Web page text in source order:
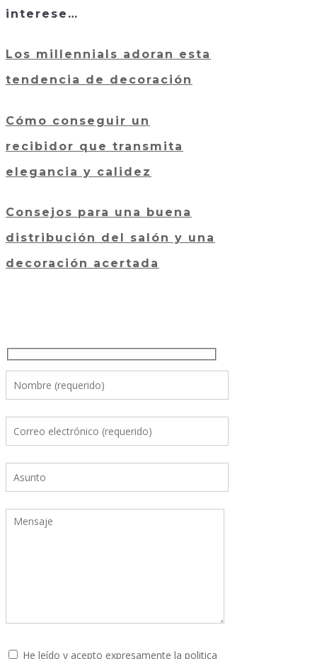
interese…
Los millennials adoran esta
tendencia de decoración
Cómo conseguir un
recibidor que transmita
elegancia y calidez
Consejos para una buena
distribución del salón y una
decoración acertada
He leído y acepto expresamente la politica